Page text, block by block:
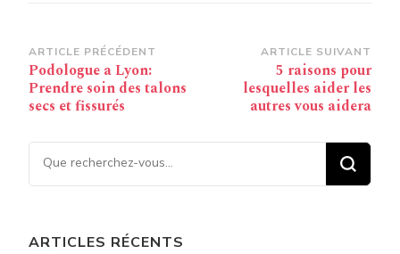
Navigation
d’article
ARTICLE PRÉCÉDENT
Podologue a Lyon:
Prendre soin des talons
secs et fissurés
ARTICLE SUIVANT
5 raisons pour
lesquelles aider les
autres vous aidera
Vous recherchiez quelque
chose ?
ARTICLES RÉCENTS